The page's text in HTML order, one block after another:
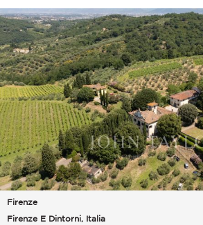
Firenze
Firenze E Dintorni, Italia